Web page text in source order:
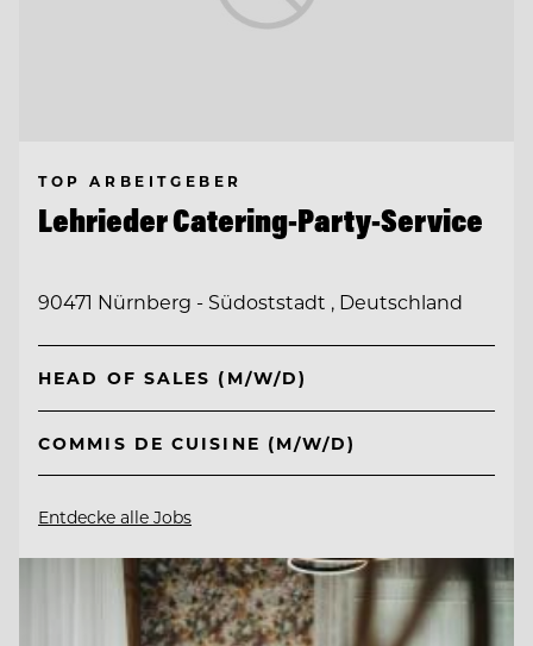
TOP ARBEITGEBER
Lehrieder Catering-Party-Service
90471 Nürnberg - Südoststadt , Deutschland
HEAD OF SALES (M/W/D)
COMMIS DE CUISINE (M/W/D)
Entdecke alle Jobs